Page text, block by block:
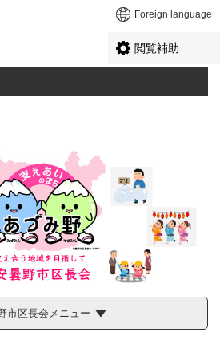
ーを飛ばして本文へ Foreign language
閲覧補助
市区長会メニュー